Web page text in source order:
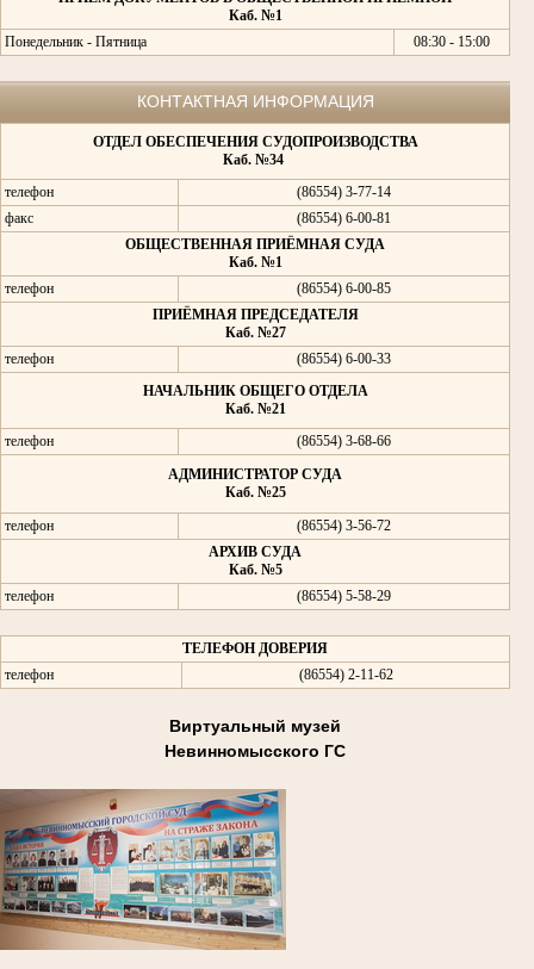
Каб. №1
Понедельник - Пятница
08:30 - 15:00
КОНТАКТНАЯ ИНФОРМАЦИЯ
ОТДЕЛ ОБЕСПЕЧЕНИЯ СУДОПРОИЗВОДСТВА
Каб. №34
телефон
(86554) 3-77-14
факс
(86554) 6-00-81
ОБЩЕСТВЕННАЯ ПРИЁМНАЯ СУДА
Каб. №1
телефон
(86554) 6-00-85
ПРИЁМНАЯ ПРЕДСЕДАТЕЛЯ
Каб. №27
телефон
(86554) 6-00-33
НАЧАЛЬНИК ОБЩЕГО ОТДЕЛА
Каб. №21
телефон
(86554) 3-68-66
АДМИНИСТРАТОР СУДА
Каб. №25
телефон
(86554) 3-56-72
АРХИВ СУДА
Каб. №5
телефон
(86554) 5-58-29
ТЕЛЕФОН ДОВЕРИЯ
телефон
(86554) 2-11-62
Виртуальный музей
Невинномысского ГС